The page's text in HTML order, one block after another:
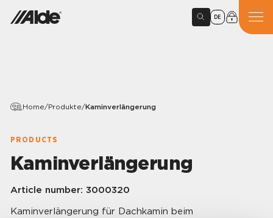
DE
Home/Produkte/Kaminverlängerung
PRODUCTS
Kaminverlängerung
Article number: 3000320
Kaminverlängerung für Dachkamin beim